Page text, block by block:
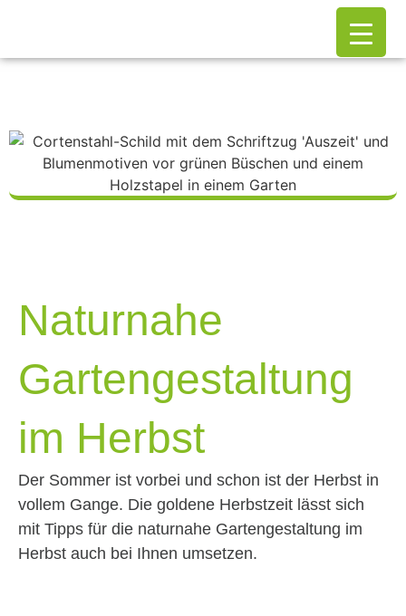
Naturnahe
Gartengestaltung
im Herbst
Der Sommer ist vorbei und schon ist der Herbst in
vollem Gange. Die goldene Herbstzeit lässt sich
mit Tipps für die naturnahe Gartengestaltung im
Herbst auch bei Ihnen umsetzen.